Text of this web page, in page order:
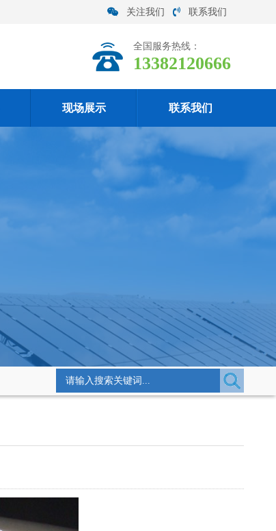
关注我们 联系我们
全国服务热线：
13382120666
现场展示 联系我们